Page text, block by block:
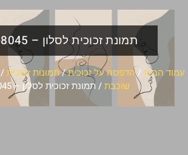
תמונת זכוכית לסלון – dbx-8045
עמוד הבית /הדפסה על זכוכית/תמונות זכוכית/
שוכבת/ תמונת זכוכית לסלון – dbx-8045